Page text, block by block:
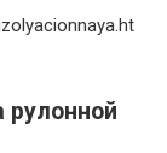
рулонной